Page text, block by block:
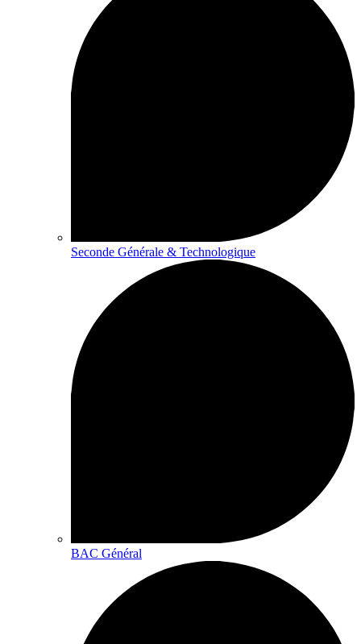
Seconde Générale & Technologique
BAC Général